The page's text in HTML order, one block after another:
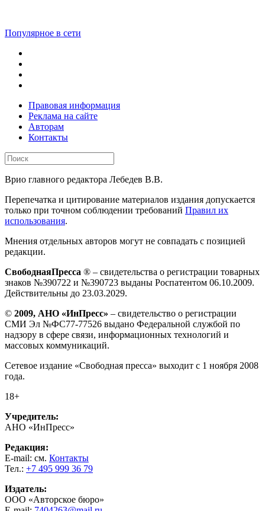
Популярное в сети
Правовая информация
Реклама на сайте
Авторам
Контакты
Врио главного редактора Лебедев В.В.
Перепечатка и цитирование материалов издания допускается
только при точном соблюдении требований Правил их
использования.
Мнения отдельных авторов могут не совпадать с позицией
редакции.
СвободнаяПресса ® – свидетельства о регистрации товарных
знаков №390722 и №390723 выданы Роспатентом 06.10.2009.
Действительны до 23.03.2029.
© 2009, АНО «ИнПресс» – свидетельство о регистрации
СМИ Эл №ФС77-77526 выдано Федеральной службой по
надзору в сфере связи, информационных технологий и
массовых коммуникаций.
Сетевое издание «Свободная пресса» выходит с 1 ноября 2008
года.
18+
Учредитель:
АНО «ИнПресс»
Редакция:
E-mail: см. Контакты
Тел.: +7 495 999 36 79
Издатель:
ООО «Авторское бюро»